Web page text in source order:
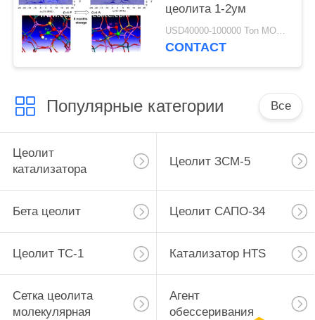
цеолита 1-2ум
USD40000-100000 Ton MOQ:1 кг
CONTACT
Популярные категории Все
Цеолит
катализатора
Цеолит ЗСМ-5
Бета цеолит Цеолит САПО-34
Цеолит ТС-1 Катализатор HTS
Сетка цеолита
молекулярная
Агент
обессеривания